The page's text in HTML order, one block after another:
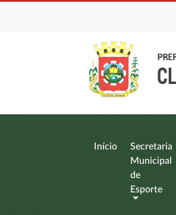
Início
Secretaria
Municipal
de
Esporte